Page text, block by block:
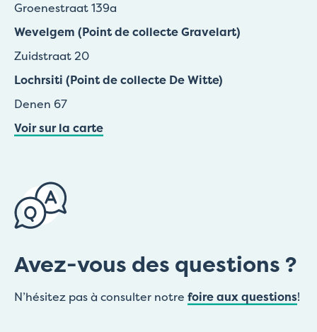
Groenestraat 139a
Wevelgem (Point de collecte Gravelart)
Zuidstraat 20
Lochrsiti (Point de collecte De Witte)
Denen 67
Voir sur la carte
Avez-vous des questions ?
N’hésitez pas à consulter notre foire aux questions!